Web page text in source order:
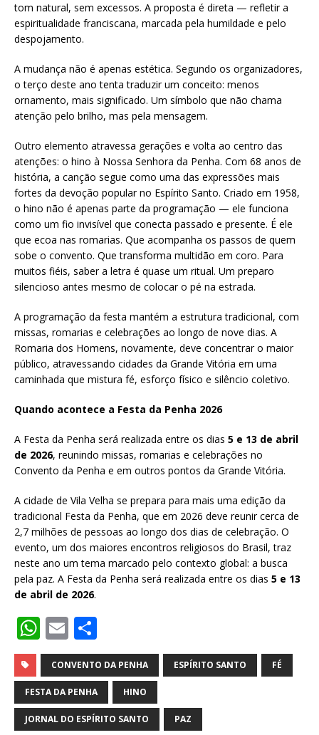
tom natural, sem excessos. A proposta é direta — refletir a
espiritualidade franciscana, marcada pela humildade e pelo
despojamento.
A mudança não é apenas estética. Segundo os organizadores,
o terço deste ano tenta traduzir um conceito: menos
ornamento, mais significado. Um símbolo que não chama
atenção pelo brilho, mas pela mensagem.
Outro elemento atravessa gerações e volta ao centro das
atenções: o hino à Nossa Senhora da Penha. Com 68 anos de
história, a canção segue como uma das expressões mais
fortes da devoção popular no Espírito Santo. Criado em 1958,
o hino não é apenas parte da programação — ele funciona
como um fio invisível que conecta passado e presente. É ele
que ecoa nas romarias. Que acompanha os passos de quem
sobe o convento. Que transforma multidão em coro. Para
muitos fiéis, saber a letra é quase um ritual. Um preparo
silencioso antes mesmo de colocar o pé na estrada.
A programação da festa mantém a estrutura tradicional, com
missas, romarias e celebrações ao longo de nove dias. A
Romaria dos Homens, novamente, deve concentrar o maior
público, atravessando cidades da Grande Vitória em uma
caminhada que mistura fé, esforço físico e silêncio coletivo.
Quando acontece a Festa da Penha 2026
A Festa da Penha será realizada entre os dias 5 e 13 de abril
de 2026, reunindo missas, romarias e celebrações no
Convento da Penha e em outros pontos da Grande Vitória.
A cidade de Vila Velha se prepara para mais uma edição da
tradicional Festa da Penha, que em 2026 deve reunir cerca de
2,7 milhões de pessoas ao longo dos dias de celebração. O
evento, um dos maiores encontros religiosos do Brasil, traz
neste ano um tema marcado pelo contexto global: a busca
pela paz. A Festa da Penha será realizada entre os dias 5 e 13
de abril de 2026.
W
h
at
s
A
E
m
ai
l
h
ar
e
CONVENTO DA PENHA ESPÍRITO SANTO FÉ
FESTA DA PENHA HINO
JORNAL DO ESPÍRITO SANTO PAZ